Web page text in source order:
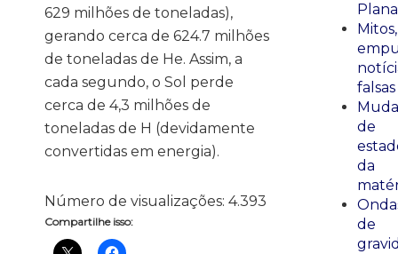
629 milhões de toneladas),
gerando cerca de 624.7 milhões
de toneladas de He. Assim, a
cada segundo, o Sol perde
cerca de 4,3 milhões de
toneladas de H (devidamente
convertidas em energia).
Número de visualizações: 4.393
Compartilhe isso:
Plana
Mitos,
falsas
de
da
de